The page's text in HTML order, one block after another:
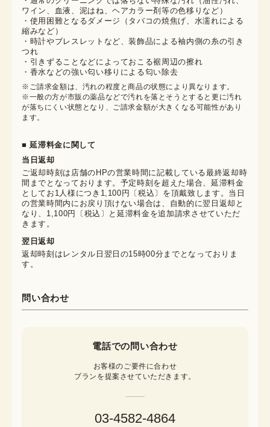
ワイン、血液、泥はね、ヘアカラー剤等の色移りなど）
・使用困難となるダメージ（タバコの焼焦げ、水濡れによる
縮みなど）
・時計やブレスレットなど、装飾品による袖内側の糸の引き
つれ
・引きずることなどによっておこる裾周辺の擦れ
・香水などの強い匂い移りによる匂い除去
※ご請求金額は、汚れの程度と商品の状態により異なります。
※一般の方が市販の薬品などで汚れを落とそうとすると更に汚れ
が落ちにくい状態となり、ご請求金額が大きくなる可能性があり
ます。
■ 延滞料金に関して
当日返却
ご返却時刻は店舗のHPの営業時間に記載している最終返却時
間までとなっております。予定時刻を超えた場合、延滞料金
としてお1人様につき1,100円〔税込〕を頂戴致します。当日
の営業時間内にお戻り頂けない場合は、自動的に翌日返却と
なり、1,100円〔税込〕と延滞料金を追加請求させていただ
きます。
翌日返却
返却時刻はレンタル日翌日の15時00分までとなっておりま
す。
問い合わせ
電話での問い合わせ
お客様のご要件に合わせ
プランを提案させていただきます。
03-4582-4864